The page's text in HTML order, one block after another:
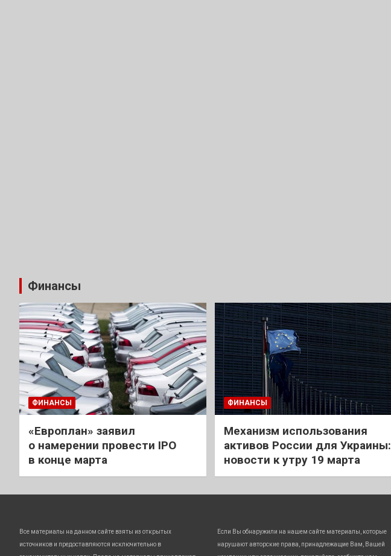
Финансы
ФИНАНСЫ
«Европлан» заявил
о намерении провести IPO
в конце марта
ФИНАНСЫ
Механизм использования
активов России для Украины:
новости к утру 19 марта
Все материалы на данном сайте взяты из открытых
источников и предоставляются исключительно в
Если Вы обнаружили на нашем сайте материалы, которые
нарушают авторские права, принадлежащие Вам, Вашей